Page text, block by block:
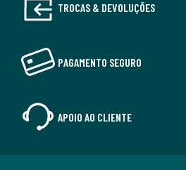
TROCAS & DEVOLUÇÕES
PAGAMENTO SEGURO
APOIO AO CLIENTE